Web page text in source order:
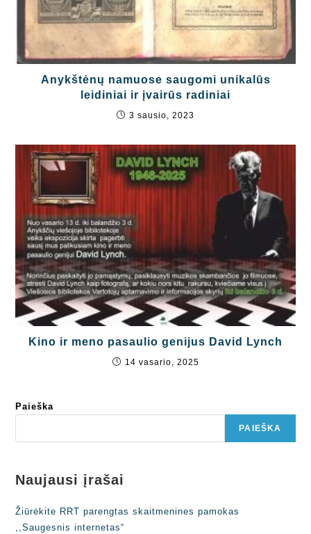
Anykštėnų namuose saugomi unikalūs
leidiniai ir įvairūs radiniai
3 sausio, 2023
Kino ir meno pasaulio genijus David Lynch
14 vasario, 2025
Paieška
PAIEŠKA
Naujausi įrašai
Žiūrėkite RRT parengtas skaitmenines pamokas
,,Saugesnis internetas“